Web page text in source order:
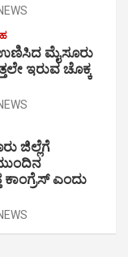
ಉಣಿಸಿದ ಮೈಸೂರು
ಇರುವ ಚೊಕ್ಕ
ಜಿಲ್ಲೆಗೆ
ಎಂದು